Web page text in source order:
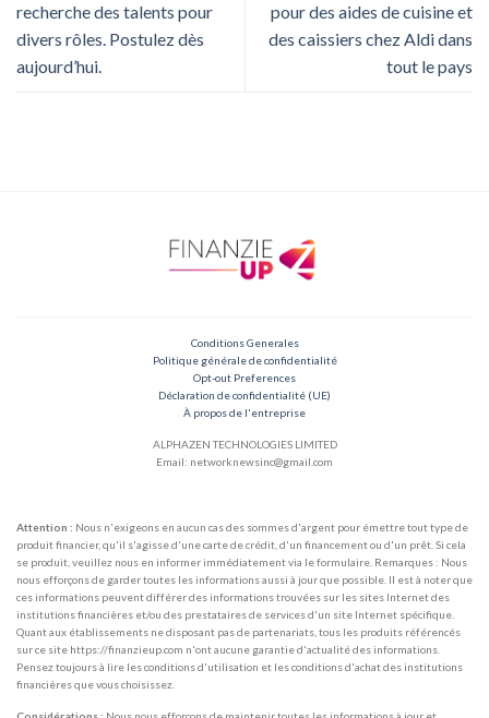
recherche des talents pour
divers rôles. Postulez dès
aujourd’hui.
pour des aides de cuisine et
des caissiers chez Aldi dans
tout le pays
Conditions Generales
Politique générale de confidentialité
Opt-out Preferences
Déclaration de confidentialité (UE)
À propos de l'entreprise
ALPHAZEN TECHNOLOGIES LIMITED
Email: networknewsinc@gmail.com
Attention : Nous n'exigeons en aucun cas des sommes d'argent pour émettre tout type de
produit financier, qu'il s'agisse d'une carte de crédit, d'un financement ou d'un prêt. Si cela
se produit, veuillez nous en informer immédiatement via le formulaire. Remarques : Nous
nous efforçons de garder toutes les informations aussi à jour que possible. Il est à noter que
ces informations peuvent différer des informations trouvées sur les sites Internet des
institutions financières et/ou des prestataires de services d'un site Internet spécifique.
Quant aux établissements ne disposant pas de partenariats, tous les produits référencés
sur ce site https://finanzieup.com n'ont aucune garantie d'actualité des informations.
Pensez toujours à lire les conditions d'utilisation et les conditions d'achat des institutions
financières que vous choisissez.